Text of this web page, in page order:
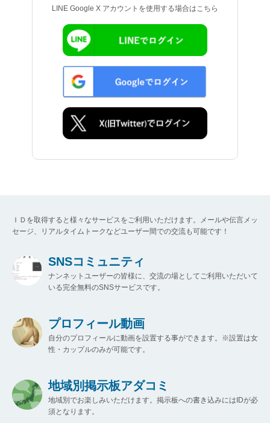
LINE Google X アカウントを使用する場合はこちら
ＩＤを取得すると様々なサービスをご利用いただけます。メールや伝言メッ
セージ、リアルタイムトークなどユーザー間での交流も可能です！
SNSコミュニティ
ナンネットユーザーの皆様に、交流の場としてご利用いただいて
いる完全無料のSNSサービスです。
プロフィール動画
自分のプロフィールに動画を設置する事ができます。※設置は女
性・カップルのみが可能です。
地域別掲示板アダコミ
地域別でお楽しみいただけます。掲示板への書き込みにはIDが必
須となります。